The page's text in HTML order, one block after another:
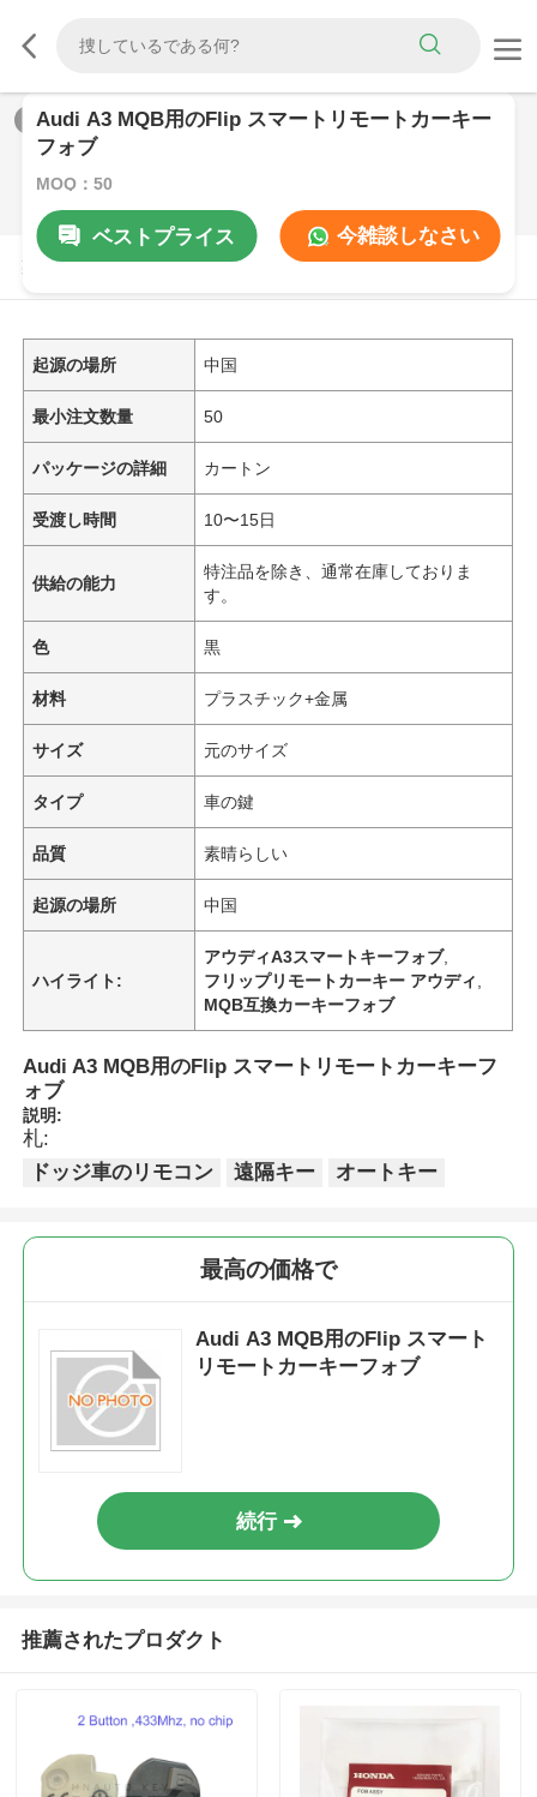
/0
Audi A3 MQB用のFlip スマートリモートカーキー
フォブ
MOQ：50
ベストプライス
今雑談しなさい
製品の説明
起源の場所 中国
最小注文数量 50
パッケージの詳細 カートン
受渡し時間 10〜15日
供給の能力
特注品を除き、通常在庫しておりま
す。
色 黒
材料 プラスチック+金属
サイズ 元のサイズ
タイプ 車の鍵
品質 素晴らしい
起源の場所 中国
ハイライト:
アウディA3スマートキーフォブ,
フリップリモートカーキー アウディ
MQB互換カーキーフォブ
Audi A3 MQB用のFlip スマートリモートカーキーフ
ォブ
説明:
札:
ドッジ車のリモコン
遠隔キー オートキー
最高の価格で
Audi A3 MQB用のFlip スマート
リモートカーキーフォブ
続行
推薦されたプロダクト